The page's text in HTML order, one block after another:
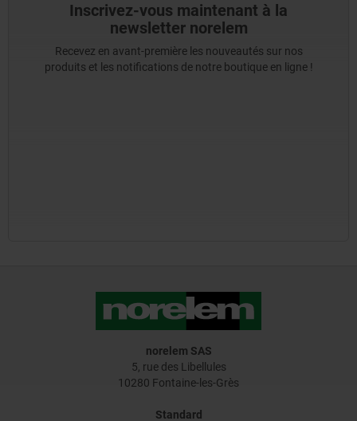
Inscrivez-vous maintenant à la
newsletter norelem
Recevez en avant-première les nouveautés sur nos
produits et les notifications de notre boutique en ligne !
norelem SAS
5, rue des Libellules
10280 Fontaine-les-Grès
Standard